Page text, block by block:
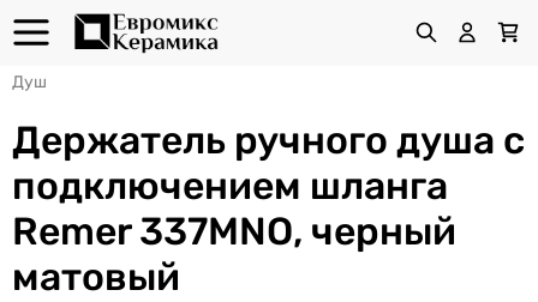
Душ
Держатель ручного душа с
подключением шланга
Remer 337MNO, черный
матовый